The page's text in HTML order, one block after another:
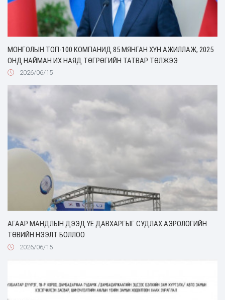
МОНГОЛЫН ТОП-100 КОМПАНИД 85 МЯНГАН ХҮН АЖИЛЛАЖ, 2025
ОНД НАЙМАН ИХ НАЯД ТӨГРӨГИЙН ТАТВАР ТӨЛЖЭЭ
2026/06/15
АГААР МАНДЛЫН ДЭЭД ҮЕ ДАВХАРГЫГ СУДЛАХ АЭРОЛОГИЙН
ТӨВИЙН НЭЭЛТ БОЛЛОО
2026/06/15